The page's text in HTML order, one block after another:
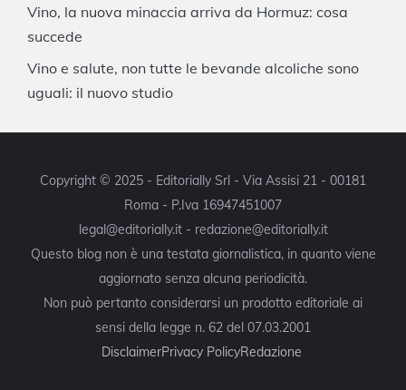
Vino, la nuova minaccia arriva da Hormuz: cosa
succede
Vino e salute, non tutte le bevande alcoliche sono
uguali: il nuovo studio
Copyright © 2025 - Editorially Srl - Via Assisi 21 - 00181
Roma - P.Iva 16947451007
legal@editorially.it - redazione@editorially.it
Questo blog non è una testata giornalistica, in quanto viene
aggiornato senza alcuna periodicità.
Non può pertanto considerarsi un prodotto editoriale ai
sensi della legge n. 62 del 07.03.2001
DisclaimerPrivacy PolicyRedazione